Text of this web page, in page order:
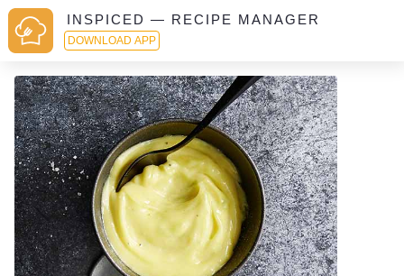
INSPICED — RECIPE MANAGER
DOWNLOAD APP